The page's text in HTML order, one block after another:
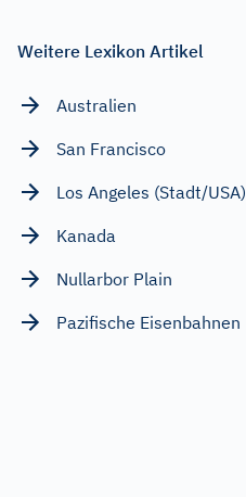
Weitere Lexikon Artikel
Australien
San Francisco
Los Angeles (Stadt/USA)
Kanada
Nullarbor Plain
Pazifische Eisenbahnen